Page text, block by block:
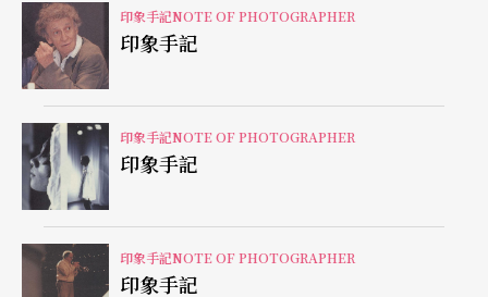
印象手記NOTE OF PHOTOGRAPHER
印象手記
印象手記NOTE OF PHOTOGRAPHER
印象手記
印象手記NOTE OF PHOTOGRAPHER
印象手記